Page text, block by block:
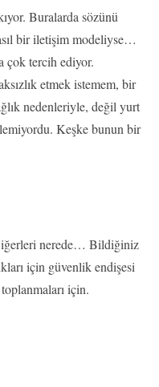
Buralarda sözünü
bir iletişim modeliyse…
çok tercih ediyor.
etmek istemem, bir
nedenleriyle, değil yurt
Keşke bunun bir
nerede… Bildiğiniz
için güvenlik endişesi
için.